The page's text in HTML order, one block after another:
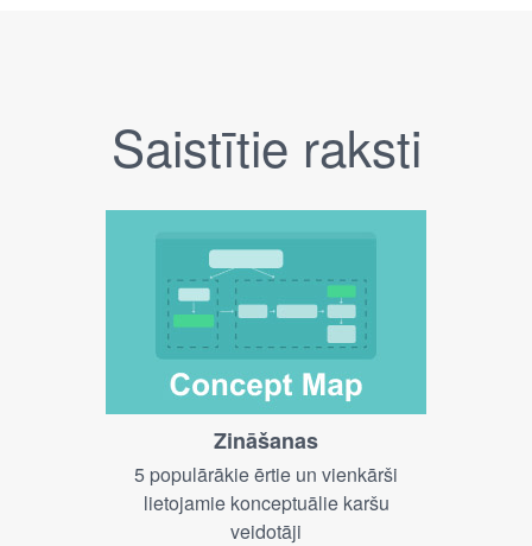
Saistītie raksti
Zināšanas
5 populārākie ērtie un vienkārši
lietojamie konceptuālie karšu
veidotāji